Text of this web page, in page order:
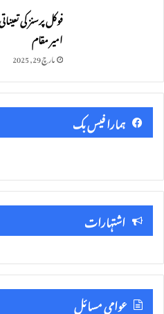
فوکل پرسنز کی
امیر مقام
مارچ 29, 2025
ہمارا فیس بک
اشتہارات
عوامی مسائل